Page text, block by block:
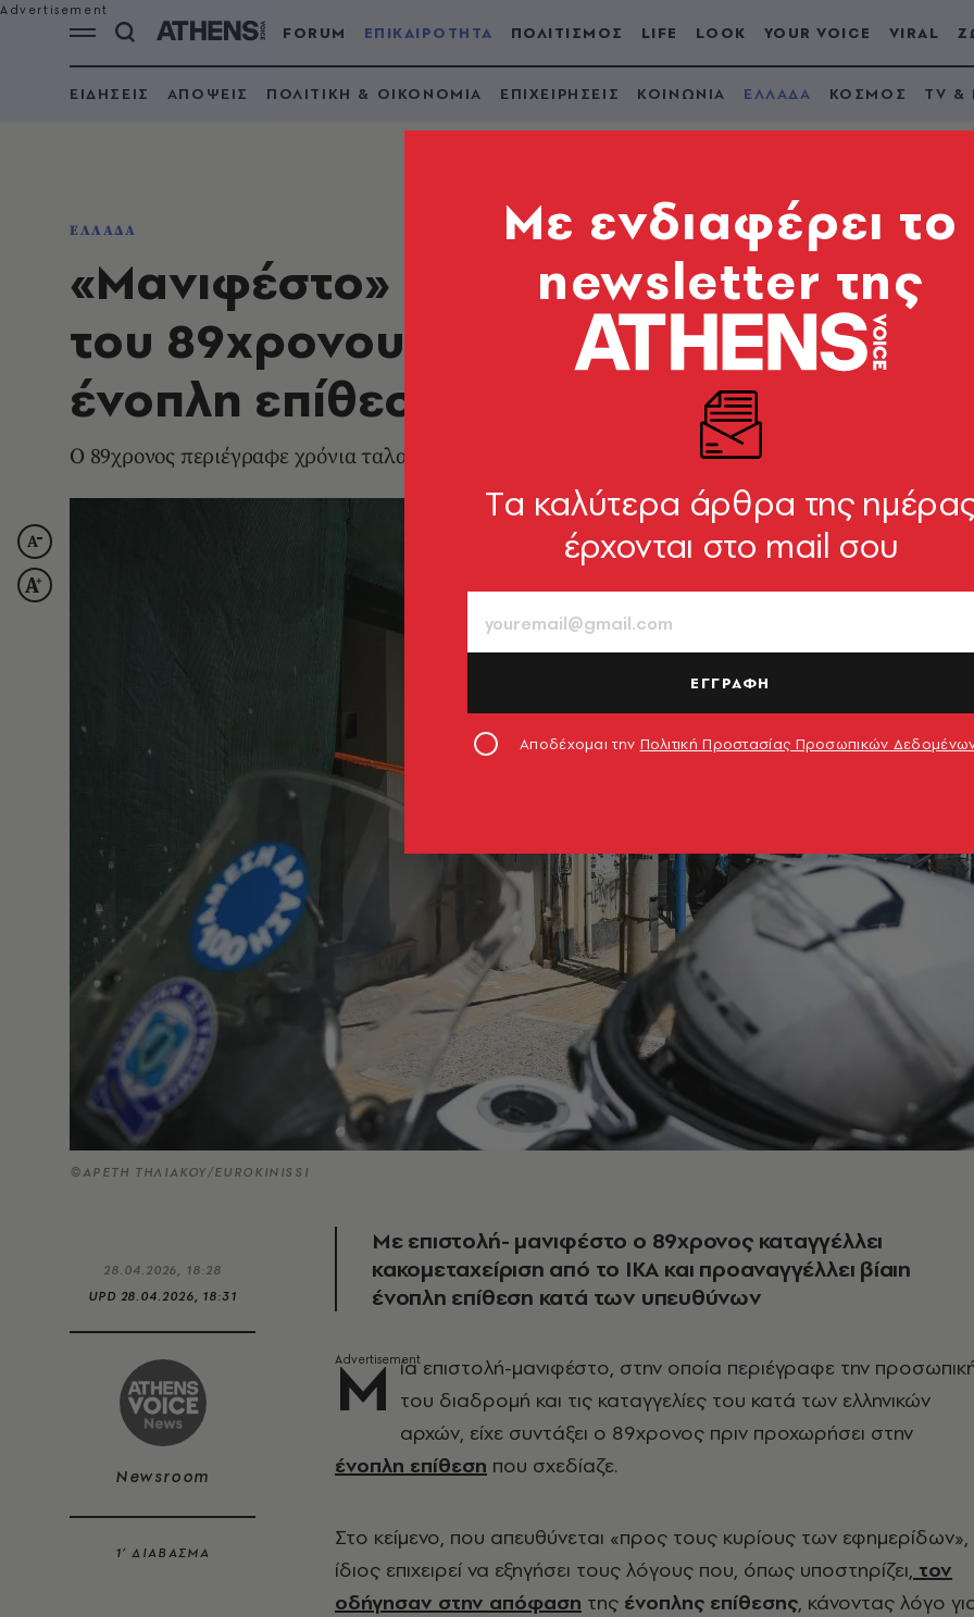
FORUM ΕΠΙΚΑΙΡΟΤΗΤΑ ΠΟΛΙΤΙΣΜΟΣ LIFE LOOK YOUR VOICE VIRAL
ΕΙΔΗΣΕΙΣ ΑΠΟΨΕΙΣ ΠΟΛΙΤΙΚΗ & ΟΙΚΟΝΟΜΙΑ ΕΠΙΧΕΙΡΗΣΕΙΣ ΚΟΙΝΩΝΙΑ ΕΛΛΑΔΑ ΚΟΣΜΟΣ TV &
ΕΛΛΑΔΑ
«Μανιφέστο» πριν τις σφαίρες – Η
του 89χρονου που προανήγγειλε την
ένοπλη επίθεση
Ο 89χρονος περιέγραφε χρόνια ταλαιπωρίας με το ΙΚΑ και προειδοποιούσε για εκδικητική
©ΑΡΕΤΗ ΤΗΛΙΑΚΟΥ/EUROKINISSI
28.04.2026, 18:28
UPD 28.04.2026, 18:31
Newsroom
1’ ΔΙΑΒΑΣΜΑ
Με επιστολή- μανιφέστο ο 89χρονος καταγγέλλει
κακομεταχείριση από το ΙΚΑ και προαναγγέλλει βίαιη
ένοπλη επίθεση κατά των υπευθύνων
Μ ία επιστολή-μανιφέστο, στην οποία περιέγραφε την
του διαδρομή και τις καταγγελίες του κατά των ελληνικών
αρχών, είχε συντάξει ο 89χρονος πριν προχωρήσει στην
ένοπλη επίθεση που σχεδίαζε.
Στο κείμενο, που απευθύνεται «προς τους κυρίους των
ίδιος επιχειρεί να εξηγήσει τους λόγους που, όπως υποστηρίζει, τον
οδήγησαν στην απόφαση της ένοπλης επίθεσης, κάνοντας λόγο
Mε ενδιαφέρει το
newsletter της
Tα καλύτερα άρθρα της
έρχονται στο mail σου
ΕΓΓΡΑΦΗ
Αποδέχομαι την Πολιτική Προστασίας Προσωπικών